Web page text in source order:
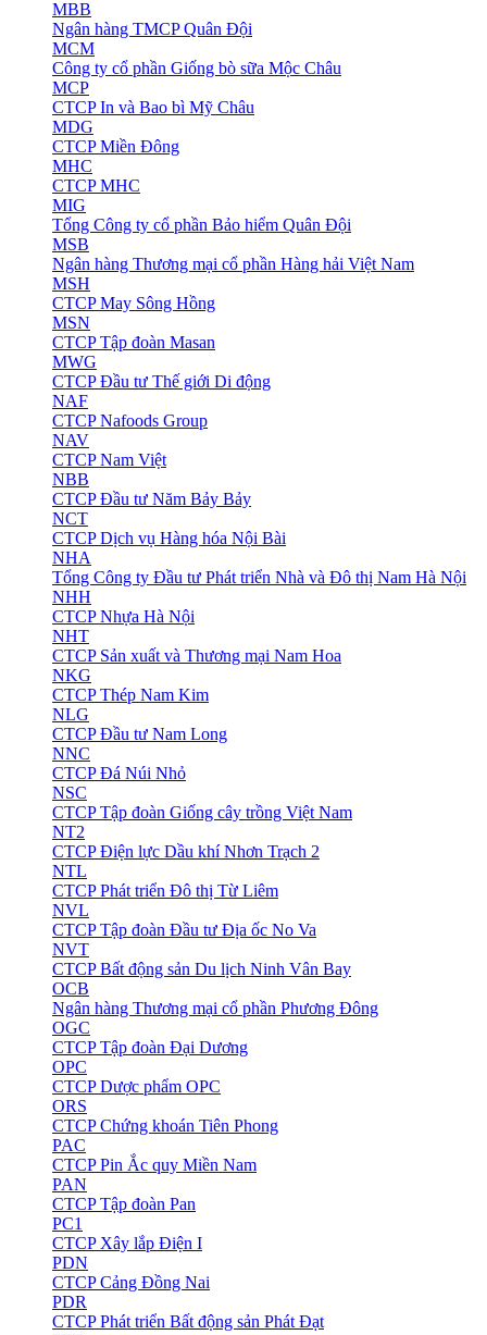
MBB
Ngân hàng TMCP Quân Đội
MCM
Công ty cổ phần Giống bò sữa Mộc Châu
MCP
CTCP In và Bao bì Mỹ Châu
MDG
CTCP Miền Đông
MHC
CTCP MHC
MIG
Tổng Công ty cổ phần Bảo hiểm Quân Đội
MSB
Ngân hàng Thương mại cổ phần Hàng hải Việt Nam
MSH
CTCP May Sông Hồng
MSN
CTCP Tập đoàn Masan
MWG
CTCP Đầu tư Thế giới Di động
NAF
CTCP Nafoods Group
NAV
CTCP Nam Việt
NBB
CTCP Đầu tư Năm Bảy Bảy
NCT
CTCP Dịch vụ Hàng hóa Nội Bài
NHA
Tổng Công ty Đầu tư Phát triển Nhà và Đô thị Nam Hà Nội
NHH
CTCP Nhựa Hà Nội
NHT
CTCP Sản xuất và Thương mại Nam Hoa
NKG
CTCP Thép Nam Kim
NLG
CTCP Đầu tư Nam Long
NNC
CTCP Đá Núi Nhỏ
NSC
CTCP Tập đoàn Giống cây trồng Việt Nam
NT2
CTCP Điện lực Dầu khí Nhơn Trạch 2
NTL
CTCP Phát triển Đô thị Từ Liêm
NVL
CTCP Tập đoàn Đầu tư Địa ốc No Va
NVT
CTCP Bất động sản Du lịch Ninh Vân Bay
OCB
Ngân hàng Thương mại cổ phần Phương Đông
OGC
CTCP Tập đoàn Đại Dương
OPC
CTCP Dược phẩm OPC
ORS
CTCP Chứng khoán Tiên Phong
PAC
CTCP Pin Ắc quy Miền Nam
PAN
CTCP Tập đoàn Pan
PC1
CTCP Xây lắp Điện I
PDN
CTCP Cảng Đồng Nai
PDR
CTCP Phát triển Bất động sản Phát Đạt